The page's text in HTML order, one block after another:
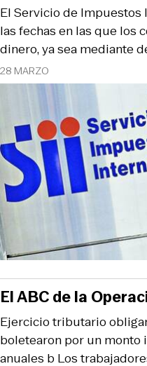
28 MARZO
El Servicio de
las fechas en las que los
dinero, ya sea mediante
Ejercicio tributario
boletearon por un monto
anuales b Los
El ABC de la